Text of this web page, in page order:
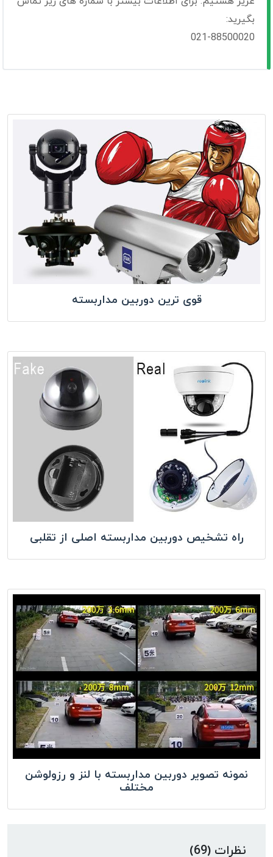
بگیرید:
021-88500020
قوی ترین دوربین مداربسته
راه تشخیص دوربین مداربسته اصلی از تقلبی
نمونه تصویر دوربین مداربسته با لنز و رزولوشن
مختلف
نظرات (69)